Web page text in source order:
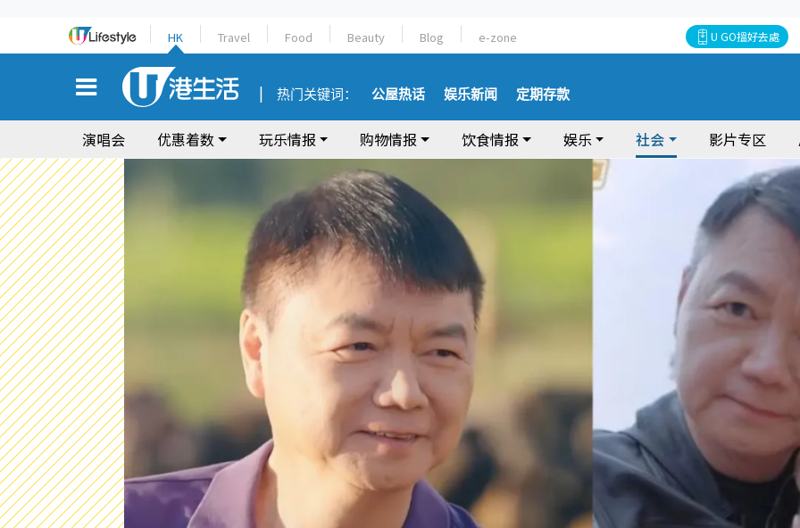
HK Travel Food Beauty Blog e-zone U GO搵好去處
热门关键词： 公屋热话 娱乐新闻 定期存款
演唱会 优惠着数 玩乐情报 购物情报 饮食情报 娱乐 社会 影片专区